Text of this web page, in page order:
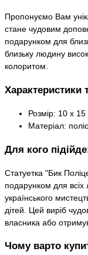
Пропонуємо Вам
стане чудовим
подарунком для
близьку людину
колоритом.
Характеристики
Розмір: 10 х
Матеріал:
Для кого
Статуетка "Бик
подарунком для всіх
українського
дітей. Цей виріб
власника або
Чому варто